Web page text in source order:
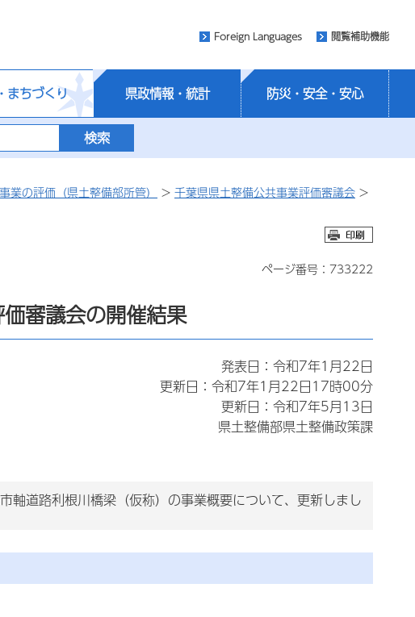
Foreign Languages 閲覧補助機能
まちづくり 県政情報・統計 防災・安全・安心
業の評価（県土整備部所管） > 千葉県県土整備公共事業評価審議会 >
ページ番号：733222
審議会の開催結果
発表日：令和7年1月22日
更新日：令和7年1月22日17時00分
更新日：令和7年5月13日
県土整備部県土整備政策課
道路利根川橋梁（仮称）の事業概要について、更新しまし